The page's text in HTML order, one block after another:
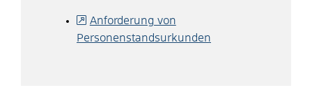
Anforderung von
Personenstandsurkunden